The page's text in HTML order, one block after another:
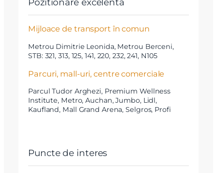
Mijloace de transport în comun
Metrou Dimitrie Leonida, Metrou Berceni,
STB: 321, 313, 125, 141, 220, 232, 241, N105
Parcuri, mall-uri, centre comerciale
Parcul Tudor Arghezi, Premium Wellness
Institute, Metro, Auchan, Jumbo, Lidl,
Kaufland, Mall Grand Arena, Selgros, Profi
Puncte de interes
Am citit si sunt de acord cutermenii si conditiile
SudRezidential.ro
Sunt de acord cuprelucrarea datelor cu caracter personal